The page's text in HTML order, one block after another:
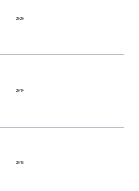
2020
2019
2018